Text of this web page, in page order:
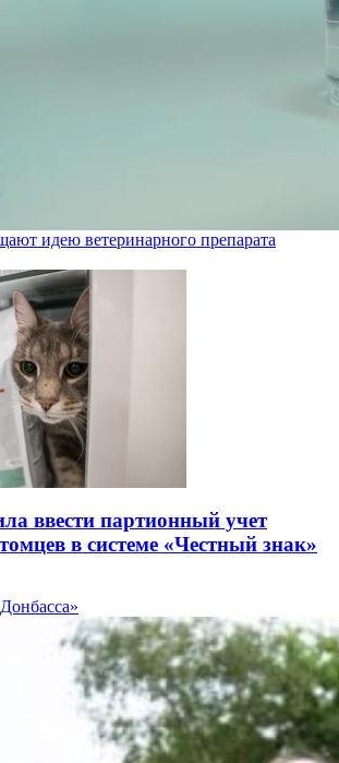
идею ветеринарного препарата
ввести партионный учет
в системе «Честный знак»